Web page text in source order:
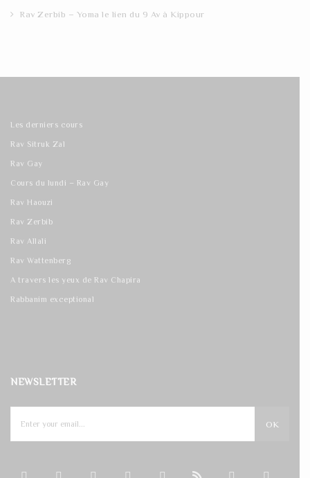
Rav Zerbib – Yoma le lien du 9 Av à Kippour
Les derniers cours
Rav Sitruk Zal
Rav Gay
Cours du lundi – Rav Gay
Rav Haouzi
Rav Zerbib
Rav Allali
Rav Wattenberg
A travers les yeux de Rav Chapira
Rabbanim exceptional
NEWSLETTER
OK